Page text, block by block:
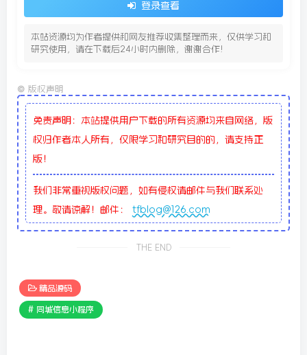
登录查看
本站资源均为作者提供和网友推荐收集整理而来，仅供学习和
研究使用，请在下载后24小时内删除，谢谢合作!
© 版权声明
免责声明：本站提供用户下载的所有资源均来自网络，版
权归作者本人所有，仅限学习和研究目的的，请支持正
版！
我们非常重视版权问题，如有侵权请邮件与我们联系处
理。敬请谅解！邮件： tfblog@126.com
THE END
精品源码
# 同城信息小程序